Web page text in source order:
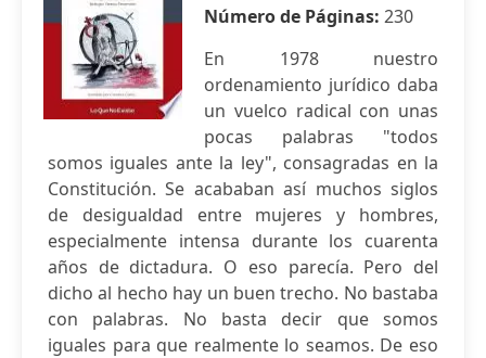
Número de Páginas: 230
En 1978 nuestro
ordenamiento jurídico daba
un vuelco radical con unas
pocas palabras "todos
somos iguales ante la ley", consagradas en la
Constitución. Se acababan así muchos siglos
de desigualdad entre mujeres y hombres,
especialmente intensa durante los cuarenta
años de dictadura. O eso parecía. Pero del
dicho al hecho hay un buen trecho. No bastaba
con palabras. No basta decir que somos
iguales para que realmente lo seamos. De eso